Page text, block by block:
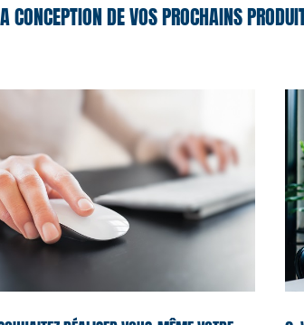
CONCEPTION DE VOS PROCHAINS